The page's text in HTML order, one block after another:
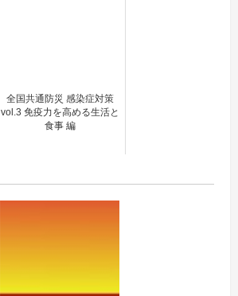
全国共通防災 感染症対策
vol.3 免疫力を高める生活と
食事 編